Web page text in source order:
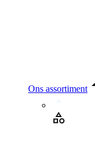
Ons assortiment